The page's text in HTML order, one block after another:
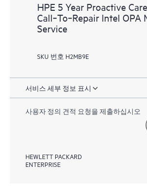
HPE 5 Year Proactive Care
Call‑To‑Repair Intel OPA
Service
SKU 번호 H2MB9E
서비스 세부 정보 표시
사용자 정의 견적 요청을 제출하십시오
HEWLETT PACKARD
ENTERPRISE